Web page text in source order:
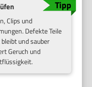
Clips und
Defekte Teile
und sauber
Geruch und